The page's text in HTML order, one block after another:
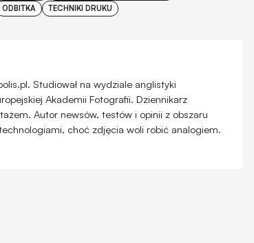
ODBITKA TECHNIKI DRUKU
Studiował na wydziale anglistyki
Akademii Fotografii. Dziennikarz
Autor newsów, testów i opinii z obszaru
choć zdjęcia woli robić analogiem.